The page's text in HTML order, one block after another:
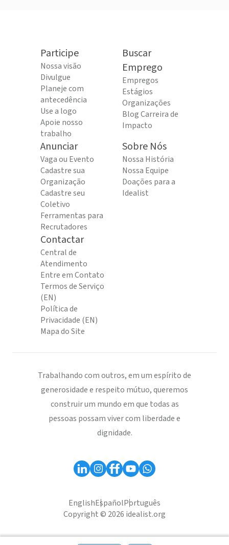
Participe
Nossa visão
Divulgue
Planeje com
antecedência
Use a logo
Apoie nosso
trabalho
Buscar
Emprego
Empregos
Estágios
Organizações
Blog Carreira de
Impacto
Anunciar
Vaga ou Evento
Cadastre sua
Organização
Cadastre seu
Coletivo
Ferramentas para
Recrutadores
Sobre Nós
Nossa História
Nossa Equipe
Doações para a
Idealist
Contactar
Central de
Atendimento
Entre em Contato
Termos de Serviço
(EN)
Política de
Privacidade (EN)
Mapa do Site
Trabalhando com outros, em um espírito de
generosidade e respeito mútuo, queremos
construir um mundo em que todas as
pessoas possam viver com liberdade e
dignidade.
EnglishEspañolPortuguês
Copyright © 2026 idealist.org